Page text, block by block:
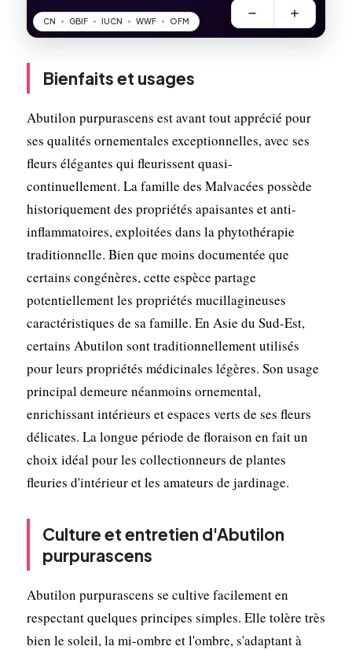
Bienfaits et usages
Abutilon purpurascens est avant tout apprécié pour
ses qualités ornementales exceptionnelles, avec ses
fleurs élégantes qui fleurissent quasi-
continuellement. La famille des Malvacées possède
historiquement des propriétés apaisantes et anti-
inflammatoires, exploitées dans la phytothérapie
traditionnelle. Bien que moins documentée que
certains congénères, cette espèce partage
potentiellement les propriétés mucillagineuses
caractéristiques de sa famille. En Asie du Sud-Est,
certains Abutilon sont traditionnellement utilisés
pour leurs propriétés médicinales légères. Son usage
principal demeure néanmoins ornemental,
enrichissant intérieurs et espaces verts de ses fleurs
délicates. La longue période de floraison en fait un
choix idéal pour les collectionneurs de plantes
fleuries d'intérieur et les amateurs de jardinage.
Culture et entretien d'Abutilon
purpurascens
Abutilon purpurascens se cultive facilement en
respectant quelques principes simples. Elle tolère très
bien le soleil, la mi-ombre et l'ombre, s'adaptant à